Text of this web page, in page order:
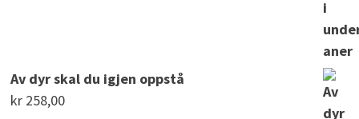
Av dyr skal du igjen oppstå
kr 258,00